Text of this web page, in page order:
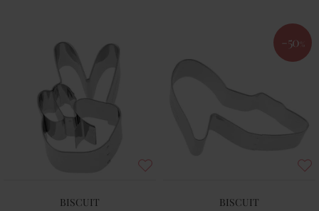
BISCUIT
-50 %
BISCUIT